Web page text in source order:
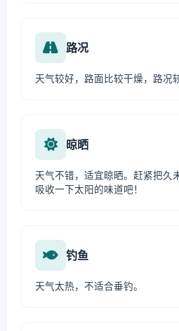
路况
天气较好，路面比较干燥，路况
晾晒
天气不错，适宜晾晒。赶紧把久
吸收一下太阳的味道吧！
钓鱼
天气太热，不适合垂钓。